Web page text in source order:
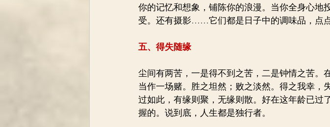
你的记忆和想象，铺陈你的浪漫。当你全身心地
受。还有摄影……它们都是日子中的调味品，点
五、得失随缘
尘间有两苦，一是得不到之苦，二是钟情之苦。
当作一场赌。胜之坦然；败之淡然。得之我幸，
过如此，有缘则聚，无缘则散。好在这年龄已过
握的。说到底，人生都是独行者。